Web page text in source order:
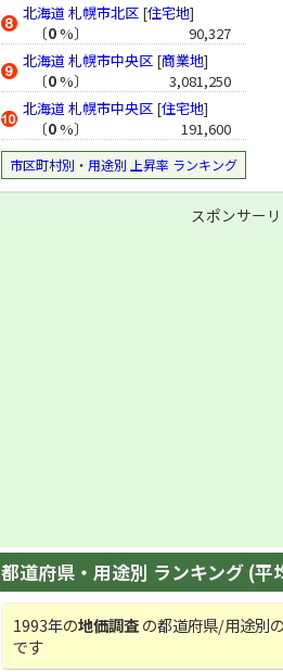
北海道 札幌市北区 [住宅地]
〔0%〕
90,327
北海道 札幌市中央区 [商業地]
〔0%〕
3,081,250
北海道 札幌市中央区 [住宅地]
〔0%〕 191,600
市区町村別・用途別 上昇率 ランキング
スポンサー
都道府県・用途別 ランキング (平
1993年の地価調査の都道府県/用途別
です